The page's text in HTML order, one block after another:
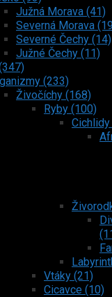
Južná Morava (41)
Severná Morava
Severné Čechy (14)
Južné Čechy (11)
(233)
Živočíchy (168)
Ryby (100)
Cichlidy
Vtáky (21)
Cicavce (10)